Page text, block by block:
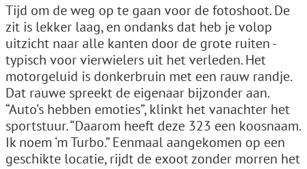
Tijd om de weg op te gaan voor de fotoshoot. De
zit is lekker laag, en ondanks dat heb je volop
uitzicht naar alle kanten door de grote ruiten -
typisch voor vierwielers uit het verleden. Het
motorgeluid is donkerbruin met een rauw randje.
Dat rauwe spreekt de eigenaar bijzonder aan.
“Auto’s hebben emoties”, klinkt het vanachter het
sportstuur. “Daarom heeft deze 323 een koosnaam.
Ik noem ‘m Turbo.” Eenmaal aangekomen op een
geschikte locatie, rijdt de exoot zonder morren het